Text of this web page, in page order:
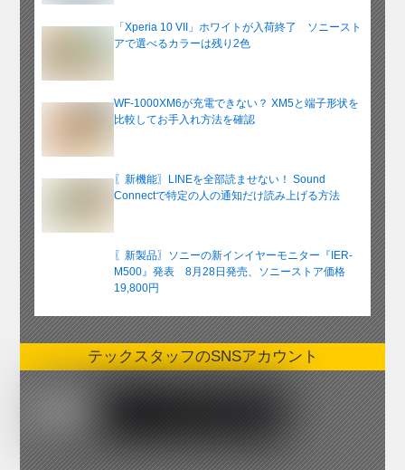
「Xperia 10 VII」ホワイトが入荷終了 ソニースト
アで選べるカラーは残り2色
WF-1000XM6が充電できない？ XM5と端子形状を
比較してお手入れ方法を確認
〖新機能〗LINEを全部読ませない！ Sound
Connectで特定の人の通知だけ読み上げる方法
〖新製品〗ソニーの新インイヤーモニター『IER-
M500』発表 8月28日発売、ソニーストア価格
19,800円
テックスタッフのSNSアカウント